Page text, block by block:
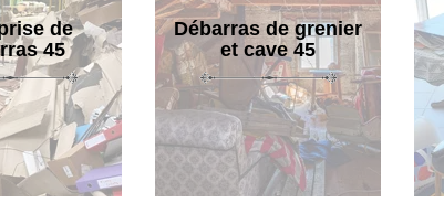
de
45
Débarras de grenier
et cave 45